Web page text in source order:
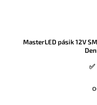
MasterLED pásik 12V